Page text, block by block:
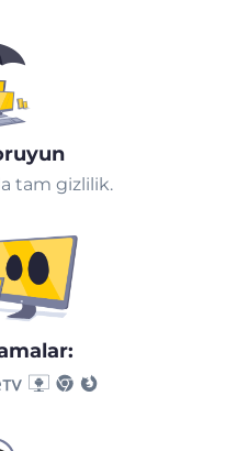
tam gizlilik.